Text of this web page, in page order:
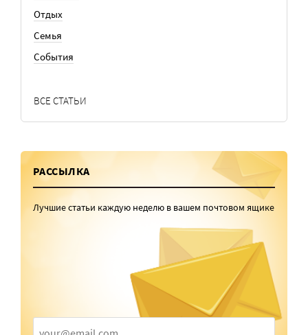
Отдых
Семья
События
ВСЕ СТАТЬИ
РАССЫЛКА
Лучшие статьи каждую неделю в вашем почтовом ящике